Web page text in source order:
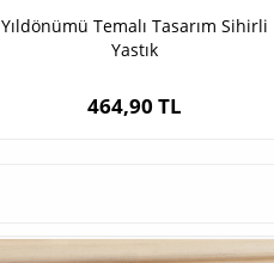
Yıldönümü Temalı Tasarım Sihirli
Yastık
464,90 TL